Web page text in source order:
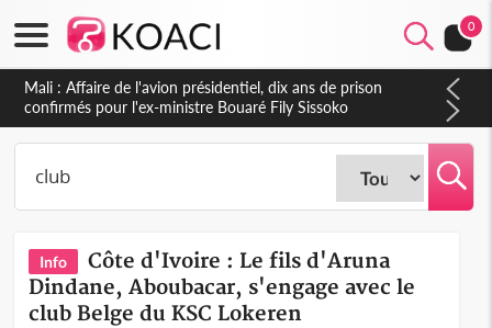
0
Mali : Affaire de l'avion présidentiel, dix ans de prison
confirmés pour l'ex-ministre Bouaré Fily Sissoko
Info
Côte d'Ivoire : Le fils d'Aruna
Dindane, Aboubacar, s'engage avec le
club Belge du KSC Lokeren